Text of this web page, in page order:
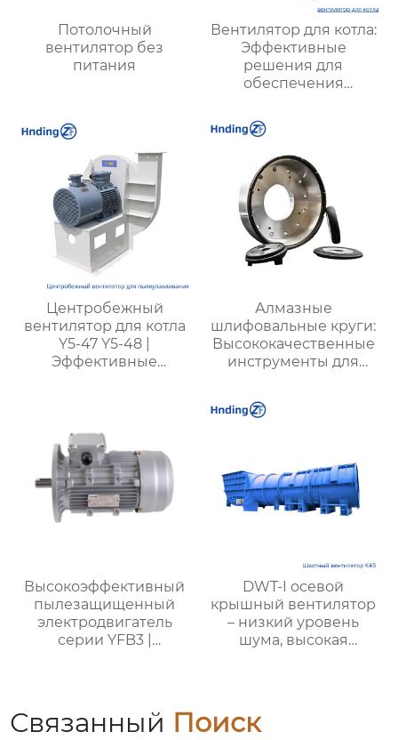
Потолочный
вентилятор без
питания
Вентилятор для котла:
Эффективные
решения для
обеспечения
котлов в
промышленности
Центробежный
вентилятор для котла
Y5-47 Y5-48 |
Эффективные
углем разных типов
Алмазные
шлифовальные круги:
Высококачественные
инструменты для
твердых материалов
Высокоэффективный
пылезащищенный
электродвигатель
серии YFB3 |
DWT-I осевой
крышный вентилятор
– низкий уровень
шума, высокая
Связанный Поиск